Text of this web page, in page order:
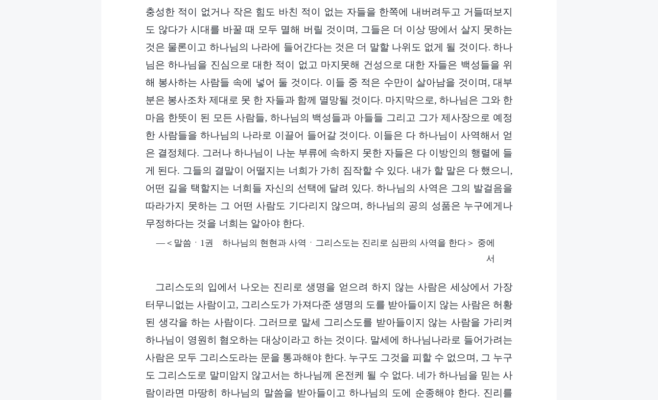
충성한 적이 없거나 작은 힘도 바친 적이 없는 자들을 한쪽에 내버려두고 거들떠보지
도 않다가 시대를 바꿀 때 모두 멸해 버릴 것이며, 그들은 더 이상 땅에서 살지 못하는
것은 물론이고 하나님의 나라에 들어간다는 것은 더 말할 나위도 없게 될 것이다. 하나
님은 하나님을 진심으로 대한 적이 없고 마지못해 건성으로 대한 자들은 백성들을 위
해 봉사하는 사람들 속에 넣어 둘 것이다. 이들 중 적은 수만이 살아남을 것이며, 대부
분은 봉사조차 제대로 못 한 자들과 함께 멸망될 것이다. 마지막으로, 하나님은 그와 한
마음 한뜻이 된 모든 사람들, 하나님의 백성들과 아들들 그리고 그가 제사장으로 예정
한 사람들을 하나님의 나라로 이끌어 들어갈 것이다. 이들은 다 하나님이 사역해서 얻
은 결정체다. 그러나 하나님이 나눈 부류에 속하지 못한 자들은 다 이방인의 행렬에 들
게 된다. 그들의 결말이 어떨지는 너희가 가히 짐작할 수 있다. 내가 할 말은 다 했으니,
어떤 길을 택할지는 너희들 자신의 선택에 달려 있다. 하나님의 사역은 그의 발걸음을
따라가지 못하는 그 어떤 사람도 기다리지 않으며, 하나님의 공의 성품은 누구에게나
무정하다는 것을 너희는 알아야 한다.
―＜말씀ㆍ1권 하나님의 현현과 사역ㆍ그리스도는 진리로 심판의 사역을 한다＞ 중에
서
그리스도의 입에서 나오는 진리로 생명을 얻으려 하지 않는 사람은 세상에서 가장
터무니없는 사람이고, 그리스도가 가져다준 생명의 도를 받아들이지 않는 사람은 허황
된 생각을 하는 사람이다. 그러므로 말세 그리스도를 받아들이지 않는 사람을 가리켜
하나님이 영원히 혐오하는 대상이라고 하는 것이다. 말세에 하나님나라로 들어가려는
사람은 모두 그리스도라는 문을 통과해야 한다. 누구도 그것을 피할 수 없으며, 그 누구
도 그리스도로 말미암지 않고서는 하나님께 온전케 될 수 없다. 네가 하나님을 믿는 사
람이라면 마땅히 하나님의 말씀을 받아들이고 하나님의 도에 순종해야 한다. 진리를